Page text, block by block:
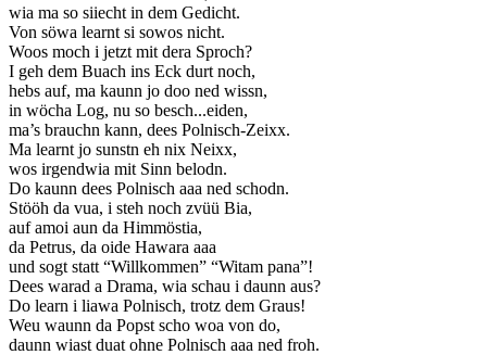
wia ma so siiecht in dem Gedicht.
Von söwa learnt si sowos nicht.
Woos moch i jetzt mit dera Sproch?
I geh dem Buach ins Eck durt noch,
hebs auf, ma kaunn jo doo ned wissn,
in wöcha Log, nu so besch...eiden,
ma’s brauchn kann, dees Polnisch-Zeixx.
Ma learnt jo sunstn eh nix Neixx,
wos irgendwia mit Sinn belodn.
Do kaunn dees Polnisch aaa ned schodn.
Stööh da vua, i steh noch zvüü Bia,
auf amoi aun da Himmöstia,
da Petrus, da oide Hawara aaa
und sogt statt “Willkommen” “Witam pana”!
Dees warad a Drama, wia schau i daunn aus?
Do learn i liawa Polnisch, trotz dem Graus!
Weu waunn da Popst scho woa von do,
daunn wiast duat ohne Polnisch aaa ned froh.